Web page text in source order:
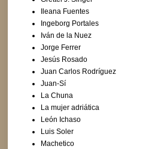
Ileana Fuentes
Ingeborg Portales
Iván de la Nuez
Jorge Ferrer
Jesús Rosado
Juan Carlos Rodríguez
Juan-Sí
La Chuna
La mujer adriática
León Ichaso
Luis Soler
Machetico